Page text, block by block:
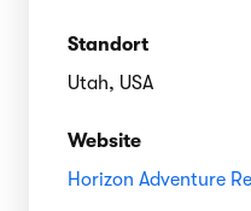
Standort
Utah, USA
Website
Horizon Adventure